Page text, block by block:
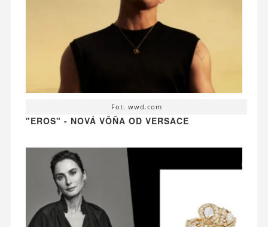
Fot. wwd.com
"EROS" - NOVÁ VÔŇA OD VERSACE